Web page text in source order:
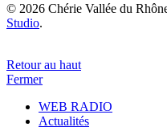
© 2026 Chérie Vallée du
Studio.
Retour au haut
Fermer
WEB RADIO
Actualités